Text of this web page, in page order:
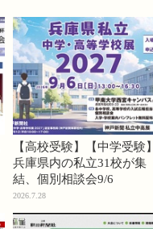
【高校受験】【中学受験】
兵庫県内の私立31校が集
結、個別相談会9/6
2026.7.28